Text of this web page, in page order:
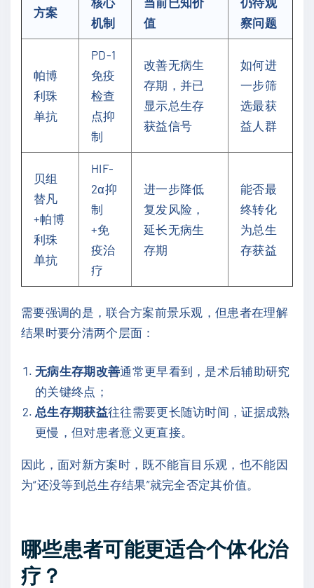
方案
机制
值
察问题
帕博
利珠
单抗
PD-1
免疫
检查
点抑
制
改善无病生
存期，并已
显示总生存
获益信号
如何进
一步筛
选最获
益人群
贝组
替凡
+帕博
利珠
单抗
HIF-
2α抑
制
+免
疫治
疗
进一步降低
复发风险，
延长无病生
存期
能否最
终转化
为总生
存获益
需要强调的是，联合方案前景乐观，但患者在理解
结果时要分清两个层面：
无病生存期改善通常更早看到，是术后辅助研究
的关键终点；
总生存期获益往往需要更长随访时间，证据成熟
更慢，但对患者意义更直接。
因此，面对新方案时，既不能盲目乐观，也不能因
为“还没等到总生存结果”就完全否定其价值。
哪些患者可能更适合个体化治
疗？